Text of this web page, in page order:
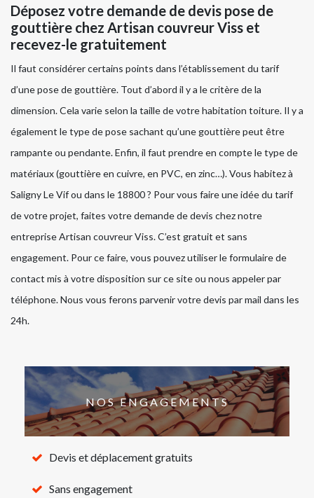
Déposez votre demande de devis pose de
gouttière chez Artisan couvreur Viss et
recevez-le gratuitement
Il faut considérer certains points dans l’établissement du tarif
d’une pose de gouttière. Tout d’abord il y a le critère de la
dimension. Cela varie selon la taille de votre habitation toiture. Il y a
également le type de pose sachant qu’une gouttière peut être
rampante ou pendante. Enfin, il faut prendre en compte le type de
matériaux (gouttière en cuivre, en PVC, en zinc…). Vous habitez à
Saligny Le Vif ou dans le 18800 ? Pour vous faire une idée du tarif
de votre projet, faites votre demande de devis chez notre
entreprise Artisan couvreur Viss. C’est gratuit et sans
engagement. Pour ce faire, vous pouvez utiliser le formulaire de
contact mis à votre disposition sur ce site ou nous appeler par
téléphone. Nous vous ferons parvenir votre devis par mail dans les
24h.
NOS ENGAGEMENTS
Devis et déplacement gratuits
Sans engagement